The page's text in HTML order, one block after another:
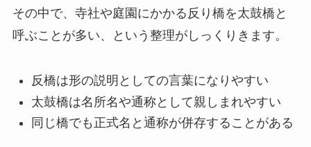
その中で、寺社や庭園にかかる反り橋を太鼓橋と
呼ぶことが多い、という整理がしっくりきます。
反橋は形の説明としての言葉になりやすい
太鼓橋は名所名や通称として親しまれやすい
同じ橋でも正式名と通称が併存することがある